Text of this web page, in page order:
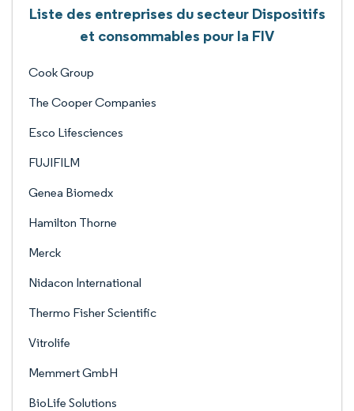
Liste des entreprises du secteur Dispositifs
et consommables pour la FIV
Cook Group
The Cooper Companies
Esco Lifesciences
FUJIFILM
Genea Biomedx
Hamilton Thorne
Merck
Nidacon International
Thermo Fisher Scientific
Vitrolife
Memmert GmbH
BioLife Solutions